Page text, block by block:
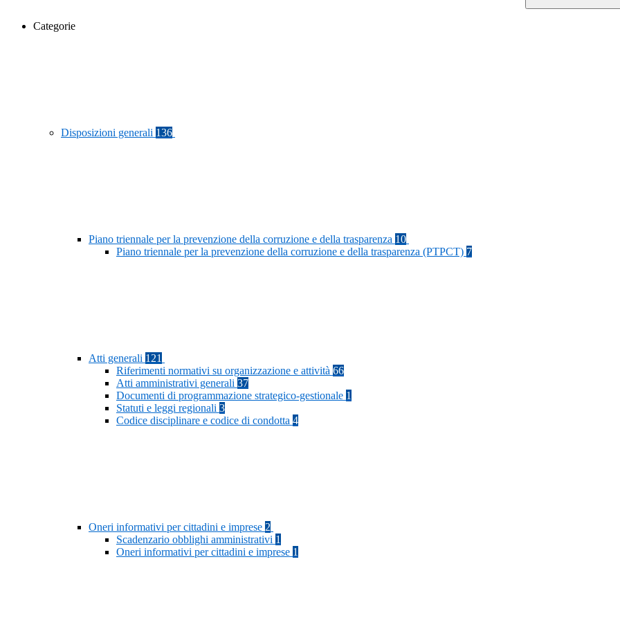
Categorie
Disposizioni generali 136
Piano triennale per la prevenzione della corruzione e della trasparenza 10
Piano triennale per la prevenzione della corruzione e della trasparenza (PTPCT) 7
Atti generali 121
Riferimenti normativi su organizzazione e attività 66
Atti amministrativi generali 37
Documenti di programmazione strategico-gestionale 1
Statuti e leggi regionali 3
Codice disciplinare e codice di condotta 4
Oneri informativi per cittadini e imprese 2
Scadenzario obblighi amministrativi 1
Oneri informativi per cittadini e imprese 1